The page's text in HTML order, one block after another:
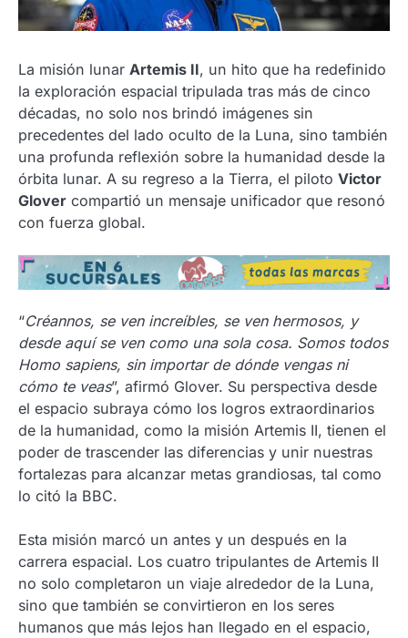
La misión lunar Artemis II, un hito que ha redefinido
la exploración espacial tripulada tras más de cinco
décadas, no solo nos brindó imágenes sin
precedentes del lado oculto de la Luna, sino también
una profunda reflexión sobre la humanidad desde la
órbita lunar. A su regreso a la Tierra, el piloto Victor
Glover compartió un mensaje unificador que resonó
con fuerza global.
“Créannos, se ven increíbles, se ven hermosos, y
desde aquí se ven como una sola cosa. Somos todos
Homo sapiens, sin importar de dónde vengas ni
cómo te veas”, afirmó Glover. Su perspectiva desde
el espacio subraya cómo los logros extraordinarios
de la humanidad, como la misión Artemis II, tienen el
poder de trascender las diferencias y unir nuestras
fortalezas para alcanzar metas grandiosas, tal como
lo citó la BBC.
Esta misión marcó un antes y un después en la
carrera espacial. Los cuatro tripulantes de Artemis II
no solo completaron un viaje alrededor de la Luna,
sino que también se convirtieron en los seres
humanos que más lejos han llegado en el espacio,